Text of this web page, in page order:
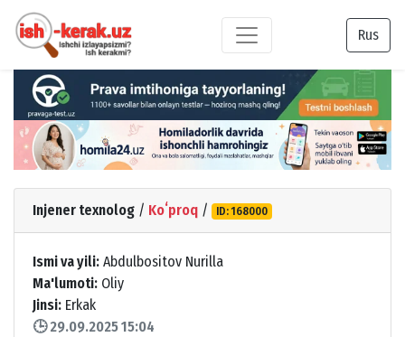
Rus
Injener texnolog / Koʻproq / ID: 168000
Ismi va yili: Abdulbositov Nurilla
Ma'lumoti: Oliy
Jinsi: Erkak
🕒 29.09.2025 15:04